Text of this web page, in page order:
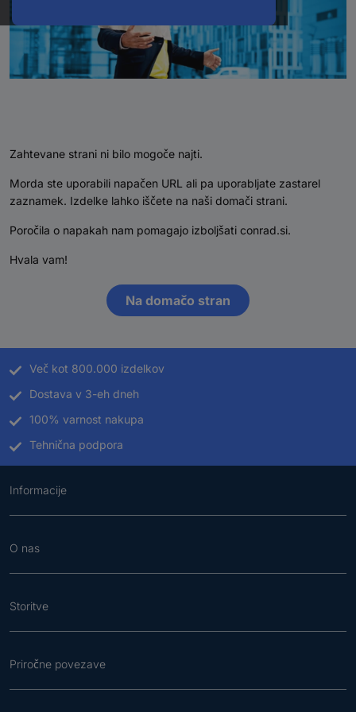
Zahtevane strani ni bilo mogoče najti.
Morda ste uporabili napačen URL ali pa uporabljate zastarel
zaznamek. Izdelke lahko iščete na naši domači strani.
Poročila o napakah nam pomagajo izboljšati conrad.si.
Hvala vam!
Na domačo stran
Več kot 800.000 izdelkov
Dostava v 3-eh dneh
100% varnost nakupa
Tehnična podpora
Informacije
O nas
Storitve
Priročne povezave